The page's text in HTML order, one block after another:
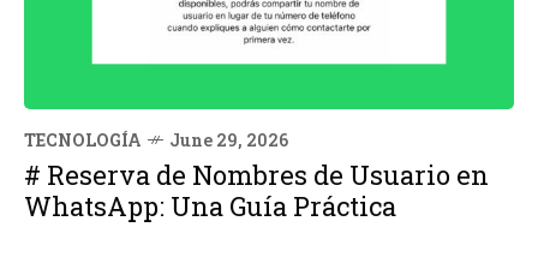
TECNOLOGÍA June 29, 2026
# Reserva de Nombres de Usuario en
WhatsApp: Una Guía Práctica